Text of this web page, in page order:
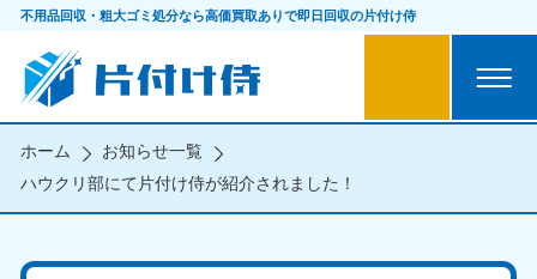
不用品回収・粗大ゴミ処分なら高価買取ありで即日回収の片付け侍
ホーム
お知らせ一覧
ハウクリ部にて片付け侍が紹介されました！